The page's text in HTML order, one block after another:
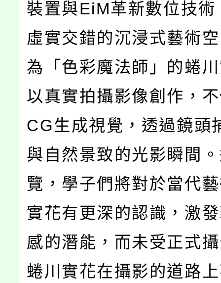
裝置與EiM革新數位技術
虛實交錯的沉浸式藝術
為「色彩魔法師」的蜷
以真實拍攝影像創作，
CG生成視覺，透過鏡頭
與自然景致的光影瞬間
覽，學子們將對於當代
實花有更深的認識，激
感的潛能，而未受正式
蜷川實花在攝影的道路